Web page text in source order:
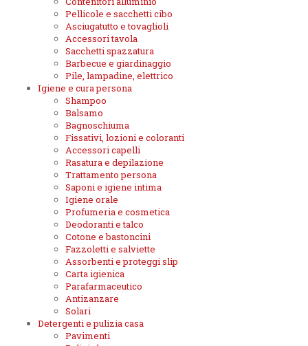
Pellicole e sacchetti cibo
Asciugatutto e tovaglioli
Accessori tavola
Sacchetti spazzatura
Barbecue e giardinaggio
Pile, lampadine, elettrico
Igiene e cura persona
Shampoo
Balsamo
Bagnoschiuma
Fissativi, lozioni e coloranti
Accessori capelli
Rasatura e depilazione
Trattamento persona
Saponi e igiene intima
Igiene orale
Profumeria e cosmetica
Deodoranti e talco
Cotone e bastoncini
Fazzoletti e salviette
Assorbenti e proteggi slip
Carta igienica
Parafarmaceutico
Antizanzare
Solari
Detergenti e pulizia casa
Pavimenti